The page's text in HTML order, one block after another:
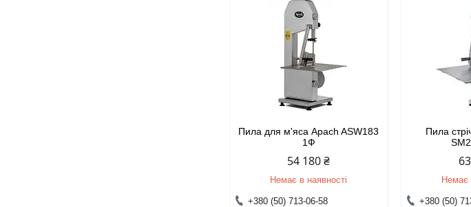
Пила для м'яса Apach ASW183
1Ф
54 180 ₴
Немає в наявності
+380 (50) 713-06-58
Пила
Немає
+380 (50)